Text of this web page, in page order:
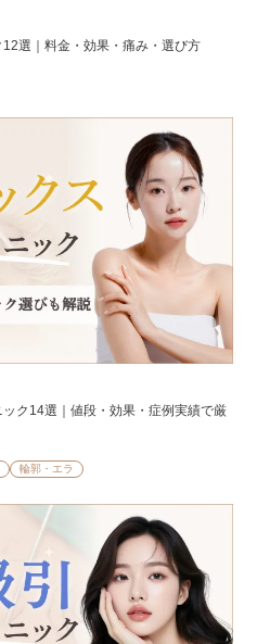
選｜料金・効果・痛み・選び方
ク14選｜値段・効果・症例実績で厳
輪郭・エラ